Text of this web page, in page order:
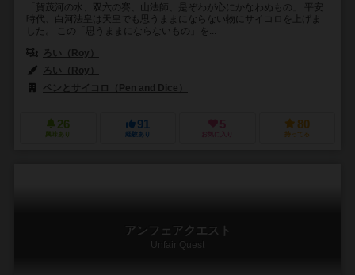
「賀茂河の水、双六の賽、山法師、是ぞわが心にかなわぬもの」 平安
時代、白河法皇は天皇でも思うままにならない物にサイコロを上げま
した。 この「思うままにならないもの」を...
ろい（Roy）
ろい（Roy）
ペンとサイコロ（Pen and Dice）
26
興味あり
91
経験あり
5
お気に入り
80
持ってる
アンフェアクエスト
Unfair Quest